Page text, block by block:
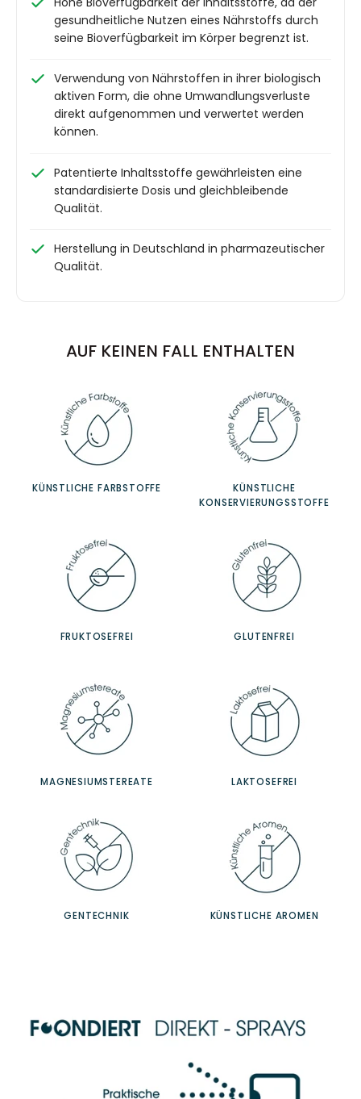
gesundheitliche Nutzen eines Nährstoffs durch
seine Bioverfügbarkeit im Körper begrenzt ist.
Verwendung von Nährstoffen in ihrer biologisch
aktiven Form, die ohne Umwandlungsverluste
direkt aufgenommen und verwertet werden
können.
Patentierte Inhaltsstoffe gewährleisten eine
standardisierte Dosis und gleichbleibende
Qualität.
Herstellung in Deutschland in pharmazeutischer
Qualität.
AUF KEINEN FALL ENTHALTEN
KÜNSTLICHE FARBSTOFFE
KÜNSTLICHE
KONSERVIERUNGSSTOFFE
FRUKTOSEFREI GLUTENFREI
MAGNESIUMSTEREATE LAKTOSEFREI
GENTECHNIK KÜNSTLICHE AROMEN